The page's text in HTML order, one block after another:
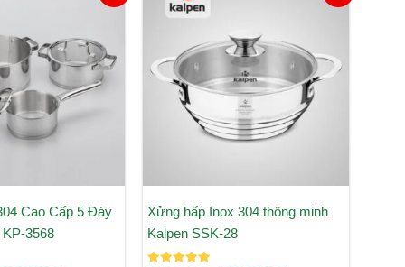
Cao Cấp 5 Đáy
3568
2.090.000 ₫.
là:
999.000 ₫.
Xửng hấp Inox 304 thông minh
Kalpen SSK-28
1.180.000 ₫.
là:
649.000 ₫.